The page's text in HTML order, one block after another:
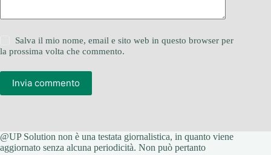
Salva il mio nome, email e sito web in questo browser per
la prossima volta che commento.
Invia commento
@UP Solution non è una testata giornalistica, in quanto viene
aggiornato senza alcuna periodicità. Non può pertanto